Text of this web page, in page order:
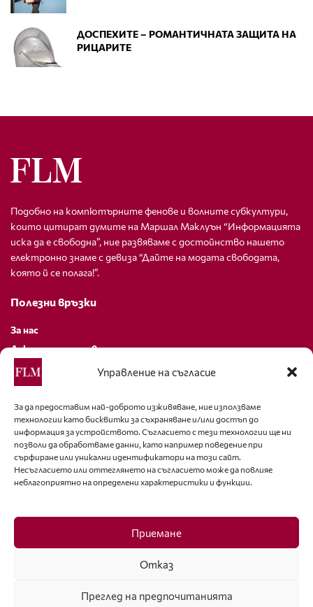
Управление на съгласие
За да предоставим най-доброто изживяване, ние използваме
технологии като бисквитки за съхраняване и/или достъп до
информация за устройството. Съгласието с тези технологии ще ни
позволи да обработваме данни, като например поведение при
сърфиране или уникални идентификатори на този сайт.
Несъгласието или оттеглянето на съгласието може да повлияе
неблагоприятно на определени характеристики и функции.
Приемане
Отказ
Преглед на предпочитанията
ДОСПЕХИТЕ – РОМАНТИЧНАТА ЗАЩИТА НА
РИЦАРИТЕ
Подобно на компютърните фенове и волните субкултури,
които цитират думите на Маршал Маклуън “Информацията
иска да е свободна”, ние развяваме с достойнство нашето
електронно знаме с девиза “Дайте на модата свободата,
която й се полага!”.
Полезни връзки
За нас
Декларация за поверителност
Политика за бисквитки
За контакти
editor@fashion-lifestyle.net
+359 88 227 33 47
Последвайте ни
Facebook
ISSN 1314-8915 Copyright © 2007-2025 Ot igla do konetz Ltd. & Fashion.bg